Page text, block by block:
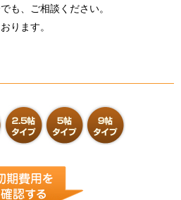
も、ご相談ください。
ります。